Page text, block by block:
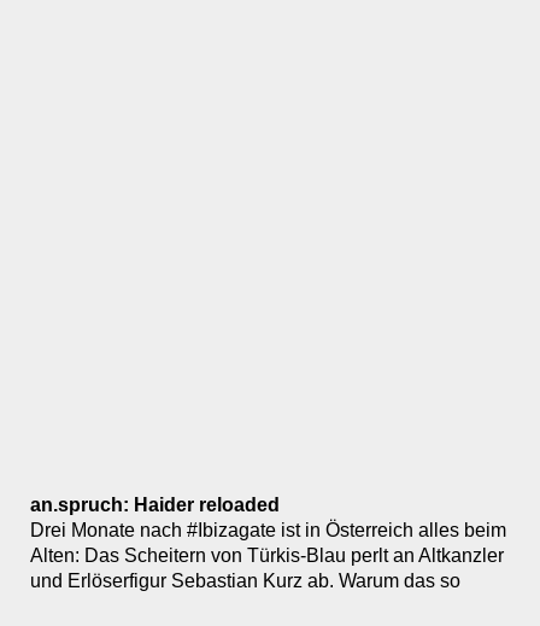
an.spruch: Haider reloaded
Drei Monate nach #Ibizagate ist in Österreich alles beim
Alten: Das Scheitern von Türkis-Blau perlt an Altkanzler
und Erlöserfigur Sebastian Kurz ab. Warum das so